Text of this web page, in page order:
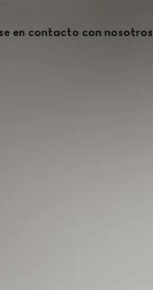
en contacto con nosotros